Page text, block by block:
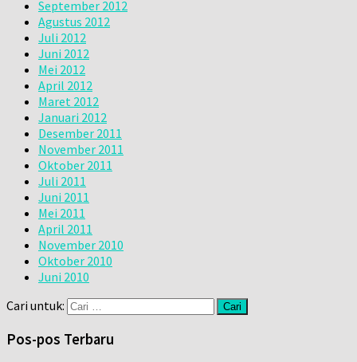
September 2012
Agustus 2012
Juli 2012
Juni 2012
Mei 2012
April 2012
Maret 2012
Januari 2012
Desember 2011
November 2011
Oktober 2011
Juli 2011
Juni 2011
Mei 2011
April 2011
November 2010
Oktober 2010
Juni 2010
Cari untuk:
Pos-pos Terbaru